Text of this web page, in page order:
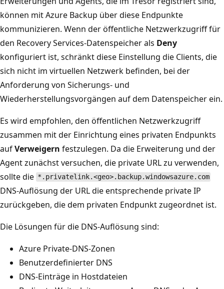
können mit Azure Backup über diese Endpunkte
kommunizieren. Wenn der öffentliche Netzwerkzugriff für
den Recovery Services-Datenspeicher als Deny
konfiguriert ist, schränkt diese Einstellung die Clients, die
sich nicht im virtuellen Netzwerk befinden, bei der
Anforderung von Sicherungs- und
Wiederherstellungsvorgängen auf dem Datenspeicher ein.
Es wird empfohlen, den öffentlichen Netzwerkzugriff
zusammen mit der Einrichtung eines privaten Endpunkts
aufVerweigern festzulegen. Da die Erweiterung und der
Agent zunächst versuchen, die private URL zu verwenden,
sollte die *.privatelink.<geo>.backup.windowsazure.com
DNS-Auflösung der URL die entsprechende private IP
zurückgeben, die dem privaten Endpunkt zugeordnet ist.
Die Lösungen für die DNS-Auflösung sind:
Azure Private-DNS-Zonen
Benutzerdefinierter DNS
DNS-Einträge in Hostdateien